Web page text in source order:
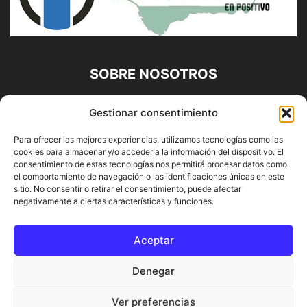
Gestionar consentimiento
Para ofrecer las mejores experiencias, utilizamos tecnologías como las
cookies para almacenar y/o acceder a la información del dispositivo. El
consentimiento de estas tecnologías nos permitirá procesar datos como
el comportamiento de navegación o las identificaciones únicas en este
sitio. No consentir o retirar el consentimiento, puede afectar
negativamente a ciertas características y funciones.
Aceptar
Denegar
Ver preferencias
SOBRE NOSOTROS
Diario Alhaurín (www.alhaurindelatorre.com) Propiedad de
Francisco E. López López | 639 95 71 95 | Noticias de
Alhaurín de la Torre, Málaga y Provincia|
Contáctanos:info@alhaurindelatorre.com
SÍGUENOS
© DIARIO ALHAURÍN | Diseñado por INFORMÁTICA ALHAURÍN